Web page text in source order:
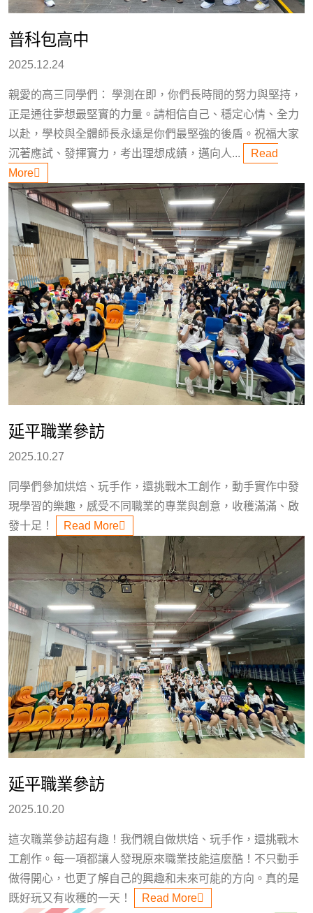
普科包高中
2025.12.24
親愛的高三同學們： 學測在即，你們長時間的努力與堅持，
正是通往夢想最堅實的力量。請相信自己、穩定心情、全力
以赴，學校與全體師長永遠是你們最堅強的後盾。祝福大家
沉著應試、發揮實力，考出理想成績，邁向人...
Read
More
延平職業參訪
2025.10.27
同學們參加烘焙、玩手作，還挑戰木工創作，動手實作中發
現學習的樂趣，感受不同職業的專業與創意，收穫滿滿、啟
發十足！
Read More
延平職業參訪
2025.10.20
這次職業參訪超有趣！我們親自做烘焙、玩手作，還挑戰木
工創作。每一項都讓人發現原來職業技能這麼酷！不只動手
做得開心，也更了解自己的興趣和未來可能的方向。真的是
既好玩又有收穫的一天！
Read More